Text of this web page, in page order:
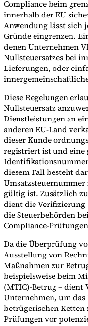
Compliance beim
innerhalb der EU
Anwendung lässt sich
Gründe eingrenzen.
denen Unternehmen
Nullsteuersatzes bei
Lieferungen, oder
Diese Regelungen
Nullsteuersatz
Dienstleistungen an
anderen EU-Land
dieser Kunde
registriert ist und eine
diesem Fall besteht
gültig ist. Zusätzlich
dient die Verifizierung
die Steuerbehörden
Compliance-
Da die Überprüfung
Ausstellung von
Maßnahmen zur
beispielsweise beim
(MTIC)-Betrug – dient
Unternehmen, um
betrügerischen
Prüfungen vor